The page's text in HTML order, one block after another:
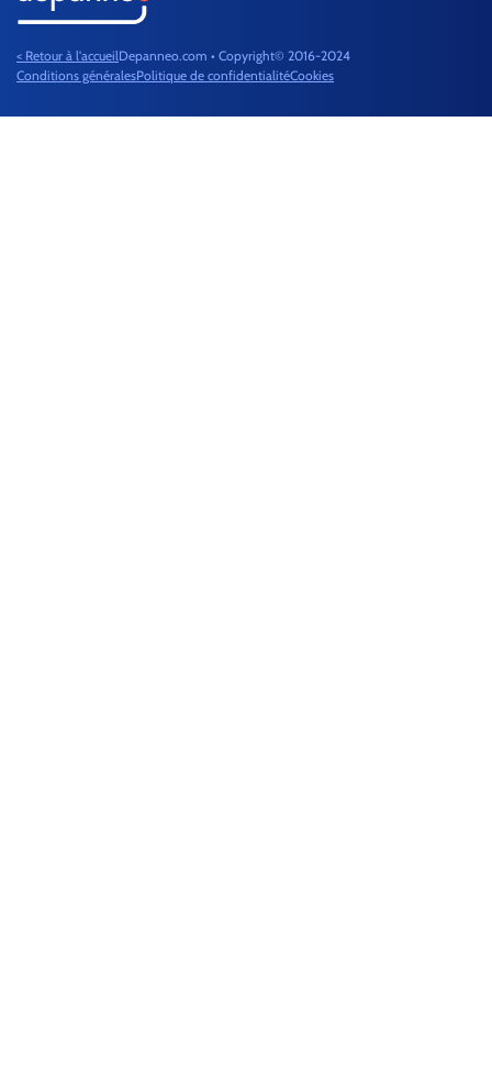
< Retour à l'accueilDepanneo.com • Copyright© 2016-2024
Conditions généralesPolitique de confidentialitéCookies